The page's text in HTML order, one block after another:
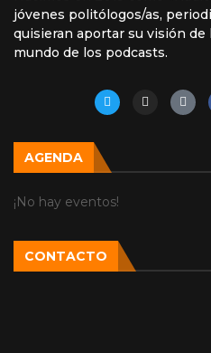
jóvenes politólogos/as,
quisieran aportar su visión de
mundo de los podcasts.
AGENDA
¡No hay eventos!
CONTACTO